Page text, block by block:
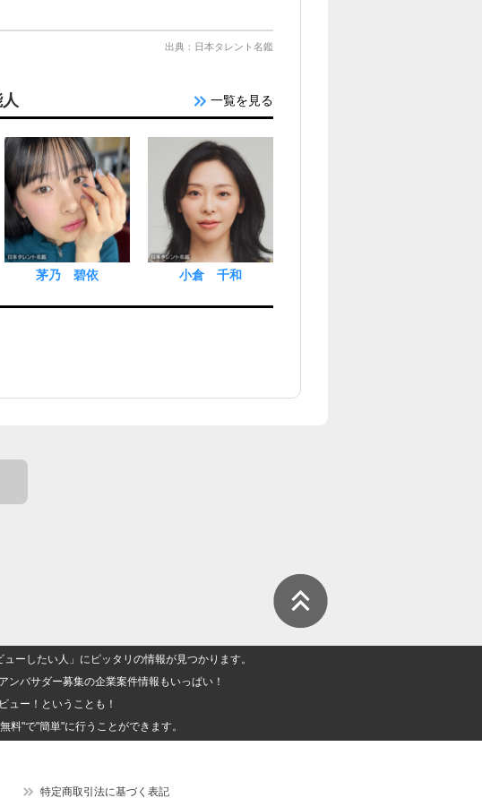
出典：日本タレント名鑑
一覧を見る
茅乃 碧依 小倉 千和
ーしたい人」にピッタリの情報が見つかります。
バサダー募集の企業案件情報もいっぱい！
ュー！ということも！
"で"簡単"に行うことができます。
特定商取引法に基づく表記